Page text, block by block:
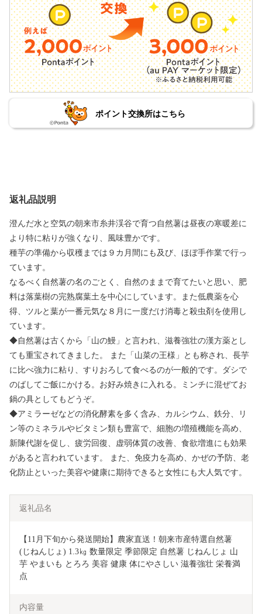
ポイント交換所はこちら
返礼品説明
澄んだ水と空気の朝来市糸井渓谷で育つ自然薯は昼夜の寒暖差に
より特に粘りが強くなり、風味豊かです。
種芋の準備から収穫までは９カ月間にも及び、ほぼ手作業で行っ
ています。
なるべく自然薯の名のごとく、自然のままで育てたいと思い、肥
料は落葉樹の完熟腐葉土を中心にしています。また低農薬を心
得、ツルと葉が一番元気な８月に一度だけ消毒と殺虫剤を使用し
ています。
◆自然薯は古くから「山の鰻」と言われ、滋養強壮の漢方薬とし
ても重宝されてきました。 また「山菜の王様」とも称され、長芋
に比べ強力に粘り、すりおろして食べるのが一般的です。ダシで
のばしてご飯にかける。お好み焼きに入れる。ミンチに混ぜてお
鍋の具としてもどうぞ。
◆アミラーゼなどの消化酵素を多く含み、カルシウム、鉄分、リ
ン等のミネラルやビタミン類も豊富で、細胞の増殖機能を高め、
新陳代謝を促し、疲労回復、虚弱体質の改善、食欲増進にも効果
があると言われています。 また、免疫力を高め、かぜの予防、老
化防止といった美容や健康に期待できると女性にも大人気です。
返礼品名
【11月下旬から発送開始】農家直送！朝来市産特選自然薯
(じねんじょ) 1.3㎏ 数量限定 季節限定 自然薯 じねんじょ 山
芋 やまいも とろろ 美容 健康 体にやさしい 滋養強壮 栄養満
点
内容量